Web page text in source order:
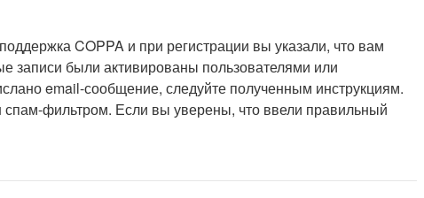
COPPA и при регистрации вы указали, что вам
записи были активированы пользователями или
email-сообщение, следуйте полученным инструкциям.
фильтром. Если вы уверены, что ввели правильный